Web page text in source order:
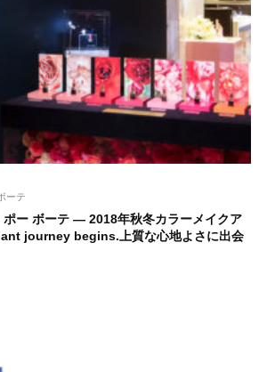
ーテ
ー ボーテ ― 2018年秋冬カラーメイクア
journey begins.上質な心地よさに出会